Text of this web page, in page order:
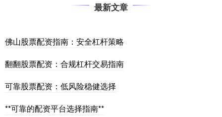
最新文章
佛山股票配资指南：安全杠杆策略
翻翻股票配资：合规杠杆交易指南
可靠股票配资：低风险稳健选择
**可靠的配资平台选择指南**